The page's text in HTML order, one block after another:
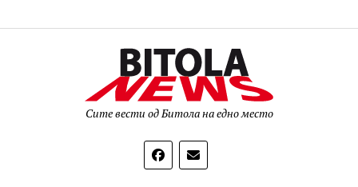
Сите вести од Битола на едно место